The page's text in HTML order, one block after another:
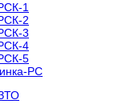
1
2
3
4
5
РС